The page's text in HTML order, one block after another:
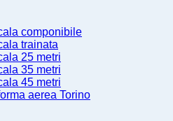
componibile
trainata
25 metri
35 metri
45 metri
aerea Torino